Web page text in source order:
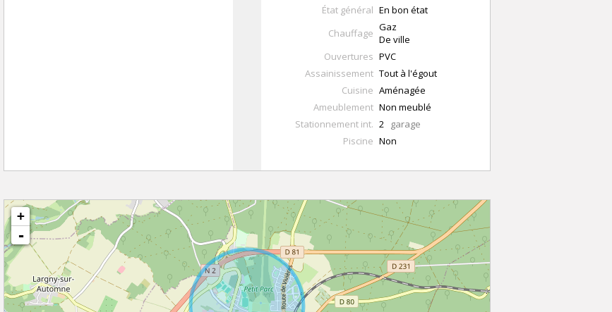
État général En bon état
Chauffage Gaz
De ville
Ouvertures PVC
Assainissement Tout à l'égout
Cuisine Aménagée
Ameublement Non meublé
Stationnement int. 2
garage
Piscine Non
+
-